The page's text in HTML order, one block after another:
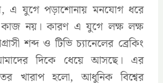
এ যুগে পড়াশোনায় মনযোগ ধরে
নয়। কারণ এ যুগে লক্ষ লক্ষ
শব্দ ও টিভি চ্যানেলের ব্রেকিং
দিকে ধেয়ে আসছে। এর
খারাপ হলো, আধুনিক বিশ্বের